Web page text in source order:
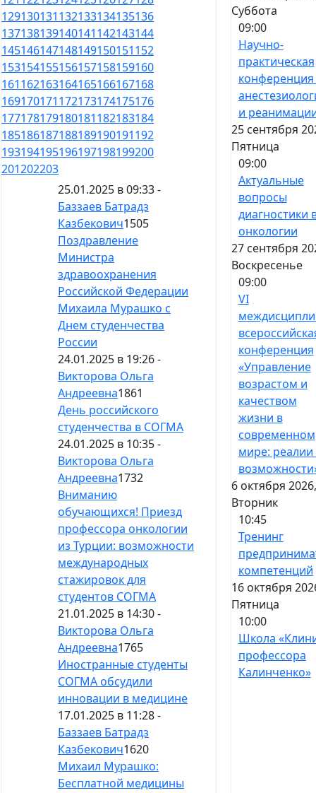
129130131132133134135136
137138139140141142143144
145146147148149150151152
153154155156157158159160
161162163164165166167168
169170171172173174175176
177178179180181182183184
185186187188189190191192
193194195196197198199200
201202203
25.01.2025 в 09:33 -
Баззаев Батрадз
Казбекович1505
Поздравление
Министра
здравоохранения
Российской Федерации
Михаила Мурашко с
Днем студенчества
России
24.01.2025 в 19:26 -
Викторова Ольга
Андреевна1861
День российского
студенчества в СОГМА
24.01.2025 в 10:35 -
Викторова Ольга
Андреевна1732
Вниманию
обучающихся! Приезд
профессора онкологии
из Турции: возможности
международных
стажировок для
студентов СОГМА
21.01.2025 в 14:30 -
Викторова Ольга
Андреевна1765
Иностранные студенты
СОГМА обсудили
инновации в медицине
17.01.2025 в 11:28 -
Баззаев Батрадз
Казбекович1620
Михаил Мурашко:
Бесплатной медицины
Суббота
09:00
Научно-
практическая
и
25 сентября
Пятница
09:00
Актуальные
вопросы
диагностики
онкологии
27 сентября
Воскресенье
09:00
VI
конференция
«Управление
возрастом и
качеством
жизни в
современном
мире: реалии
6 октября 2026,
Вторник
10:45
Тренинг
компетенций
16 октября
Пятница
10:00
Школа
профессора
Калинченко»